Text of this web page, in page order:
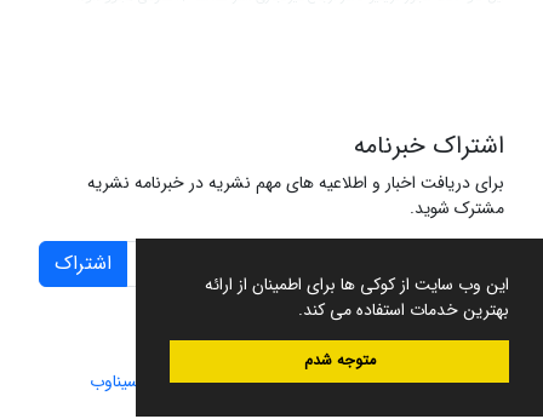
این وب سایت از کوکی ها برای اطمینان از ارائه
بهترین خدمات استفاده می کند.
متوجه شدم
اشتراک خبرنامه
برای دریافت اخبار و اطلاعیه های مهم نشریه در خبرنامه نشریه
مشترک شوید.
اشتراک
سامانه مدیریت نشریات علمی.طراحی و پیاده سازی از سیناوب